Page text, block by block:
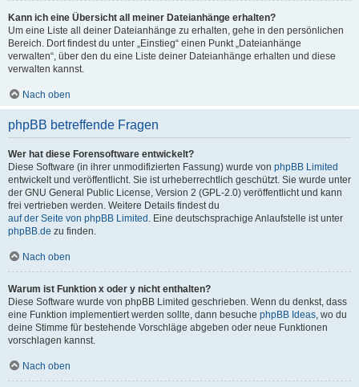
Kann ich eine Übersicht all meiner Dateianhänge erhalten?
Um eine Liste all deiner Dateianhänge zu erhalten, gehe in den persönlichen
Bereich. Dort findest du unter „Einstieg“ einen Punkt „Dateianhänge
verwalten“, über den du eine Liste deiner Dateianhänge erhalten und diese
verwalten kannst.
Nach oben
phpBB betreffende Fragen
Wer hat diese Forensoftware entwickelt?
Diese Software (in ihrer unmodifizierten Fassung) wurde von phpBB Limited
entwickelt und veröffentlicht. Sie ist urheberrechtlich geschützt. Sie wurde unter
der GNU General Public License, Version 2 (GPL-2.0) veröffentlicht und kann
frei vertrieben werden. Weitere Details findest du
auf der Seite von phpBB Limited . Eine deutschsprachige Anlaufstelle ist unter
phpBB.de zu finden.
Nach oben
Warum ist Funktion x oder y nicht enthalten?
Diese Software wurde von phpBB Limited geschrieben. Wenn du denkst, dass
eine Funktion implementiert werden sollte, dann besuche phpBB Ideas, wo du
deine Stimme für bestehende Vorschläge abgeben oder neue Funktionen
vorschlagen kannst.
Nach oben